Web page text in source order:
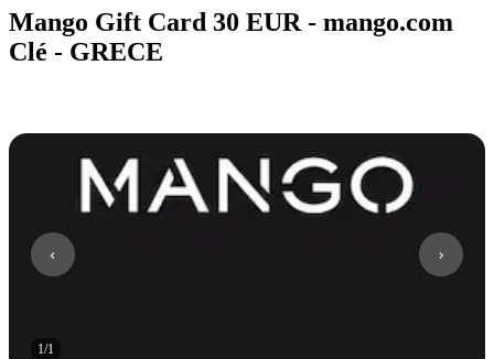
Mango Gift Card 30 EUR - mango.com
Clé - GRECE
1/1